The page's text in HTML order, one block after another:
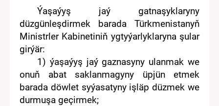
Ýaşaýyş jaý gatnaşyklaryny
düzgünleşdirmek barada Türkmenistanyň
Ministrler Kabinetiniň ygtyýarlyklaryna şular
girýär:
1) ýaşaýyş jaý gaznasyny u lanmak we
onuň abat
saklanmagyny üpjün etmek
barada döwlet syýasatynyişläp düzmek we
durmuşa geçirmek;